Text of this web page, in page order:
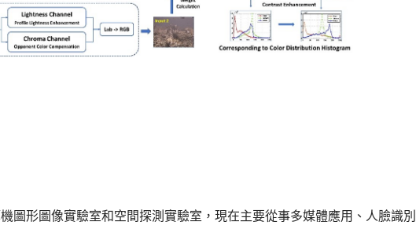
形圖像實驗室和空間探測實驗室，現在主要從事多媒體應用、人臉識別